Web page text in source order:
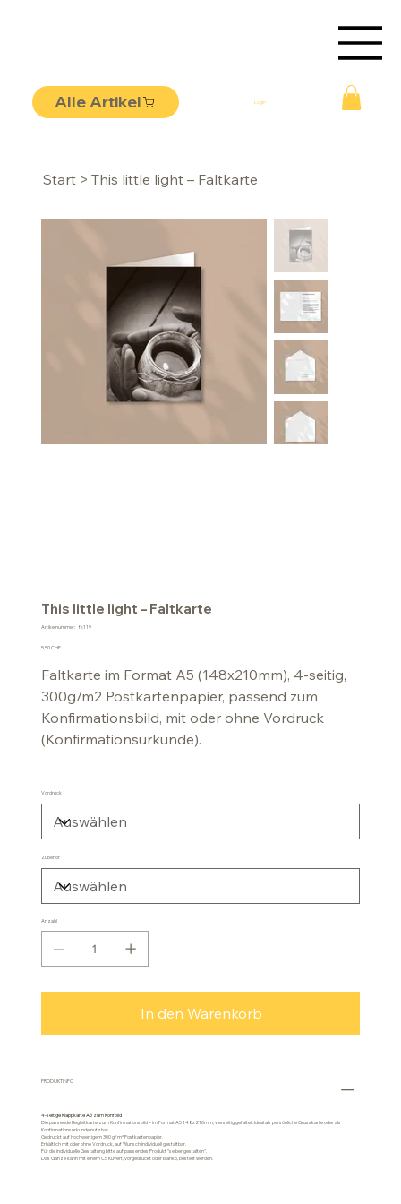
Alle Artikel Login
Start > This little light – Faltkarte
This little light – Faltkarte
Artikelnummer:
Artikelnummer:
fk119
Preis
5,50 CHF
Faltkarte im Format A5 (148x210mm), 4-seitig,
300g/m2 Postkartenpapier, passend zum
Konfirmationsbild, mit oder ohne Vordruck
(Konfirmationsurkunde).
Vordruck
Zubehör
Anzahl
In den Warenkorb
PRODUKTINFO
4-seitige Klappkarte A5 zum Konfbild
Die passende Begleitkarte zum Konfirmationsbild – im Format A5 148x210mm, vierseitig gefaltet. Ideal als persönliche Grusskarte oder als
Konfirmationsurkunde nutzbar.
Gedruckt auf hochwertigem 300 g/m² Postkartenpapier.
Erhältlich mit oder ohne Vordruck, auf Wunsch individuell gestaltbar.
Für die individuelle Gestaltung bitte auf passendes Produkt "selber gestalten".
Das Ganze kann mit einem C5 Kuvert, vorgedruckt oder blanko, bestellt werden.